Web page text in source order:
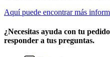
Aquí puede encontrar más
¿Necesitas ayuda con tu
responder a tus preguntas.